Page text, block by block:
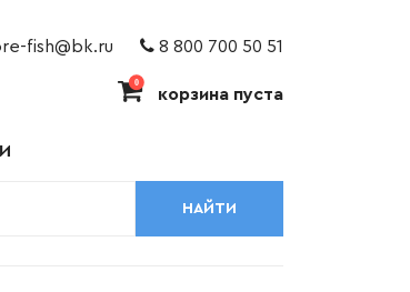
fish@bk.ru 8 800 700 50 51
0
корзина пуста
НАЙТИ